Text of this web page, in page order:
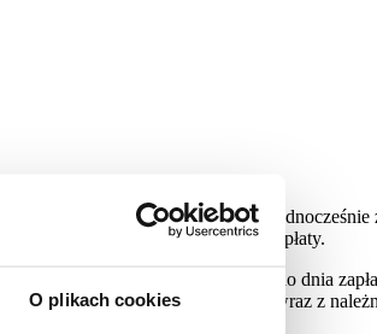
O plikach cookies
Sądu I instancji. Jednocześnie
się orzeczenia do dnia zapłaty.
naliczanymi od 11 maja 2022 r. do dnia
zwrotu kosztów procesu, również wraz z